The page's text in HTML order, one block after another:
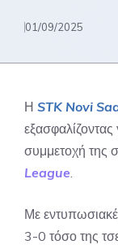
01/09/2025
Η STK Novi
εξασφαλίζοντας
συμμετοχή της
League.
Με
3-0 τόσο της